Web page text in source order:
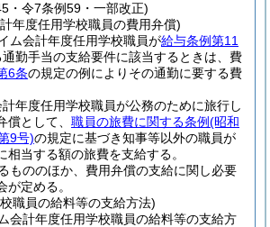
・令7条例59・一部改正)
年度任用学校職員の費用弁償)
ム会計年度任用学校職員が給与条例第11
通勤手当の支給要件に該当するときは、費
6条の規定の例によりその通勤に要する費
年度任用学校職員が公務のために旅行し
償として、 職員の旅費に関する条例(昭和
9号)の規定に基づき知事等以外の職員が
相当する額の旅費を支給する。
もののほか、費用弁償の支給に関し必要
が定める。
職員の給料等の支給方法)
会計年度任用学校職員の給料等の支給方